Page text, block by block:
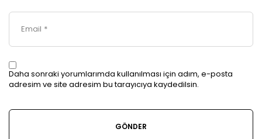
Daha sonraki yorumlarımda kullanılması için adım, e-posta
adresim ve site adresim bu tarayıcıya kaydedilsin.